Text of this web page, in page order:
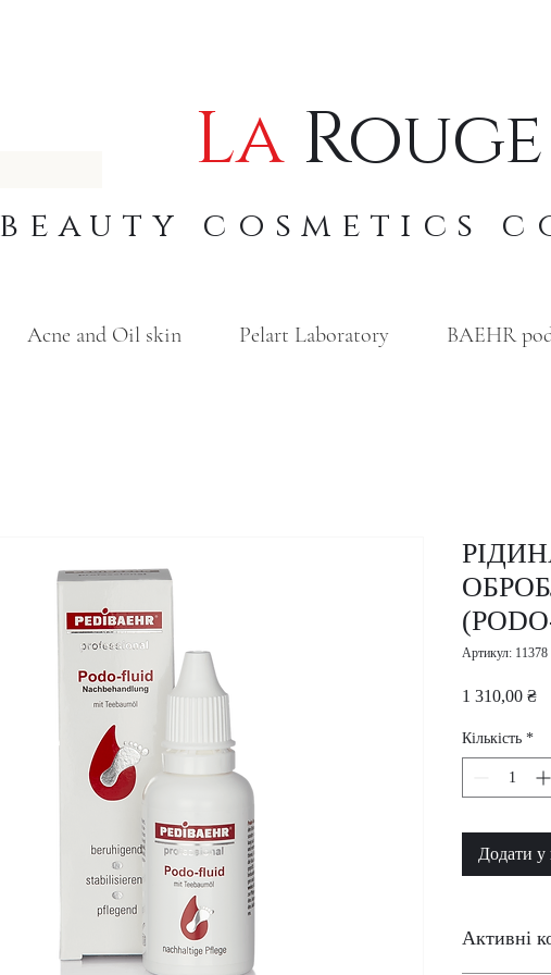
LaRouge
beauty cosmetics
Acne and Oil skin Pelart Laboratory BAEHR
Артикул: 11378
1 310,00 ₴
Кількість *
Додати
Активні